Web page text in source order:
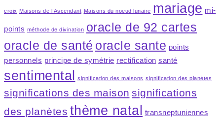
croix Maisons de l’Ascendant Maisons du noeud lunaire mariage mi-
points méthode de divination oracle de 92 cartes
oracle de santé oracle sante points
personnels principe de symétrie rectification santé
sentimental signification des maisons signification des planètes
significations des maison significations
des planètes thème natal transneptuniennes